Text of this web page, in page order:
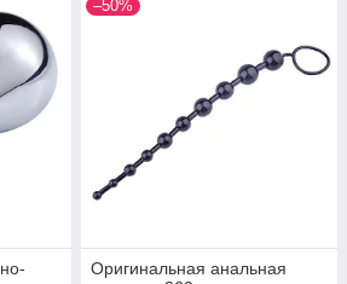
–50%
Оригинальная анальная